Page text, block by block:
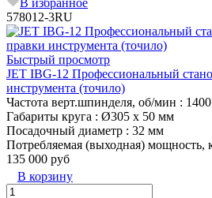
578012-3RU
Быстрый просмотр
JET IBG-12 Профессиональный
инструмента (точило)
Частота верт.шпинделя, об/мин : 1400
Габариты круга : Ø305 х 50 мм
Посадочный диаметр : 32 мм
Потребляемая (выходная) мощность,
135 000 руб
В корзину